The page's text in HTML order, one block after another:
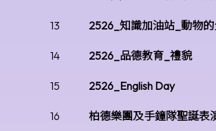
13 2526_知識加油站_動物
14 2526_品德教育_禮貌
15 2526_English Day
16 柏德樂團及手鐘隊聖誕表